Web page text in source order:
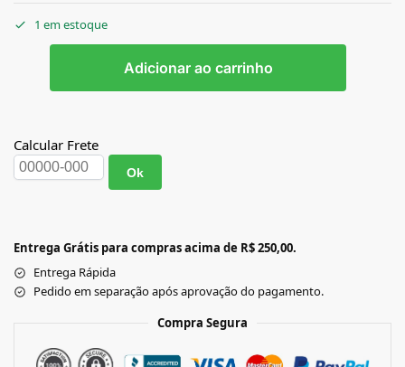
1 em estoque
Adicionar ao carrinho
Calcular Frete
Ok
Entrega Grátis para compras acima de R$ 250,00.
Entrega Rápida
Pedido em separação após aprovação do pagamento.
Compra Segura